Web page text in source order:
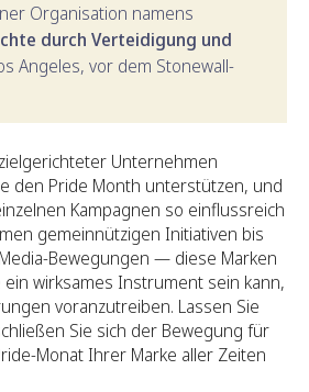
Organisation namens
durch Verteidigung und
Angeles, vor dem Stonewall-
Unternehmen
den Pride Month unterstützen, und
Kampagnen so einflussreich
gemeinnützigen Initiativen bis
Bewegungen — diese Marken
wirksames Instrument sein kann,
voranzutreiben. Lassen Sie
Sie sich der Bewegung für
Monat Ihrer Marke aller Zeiten